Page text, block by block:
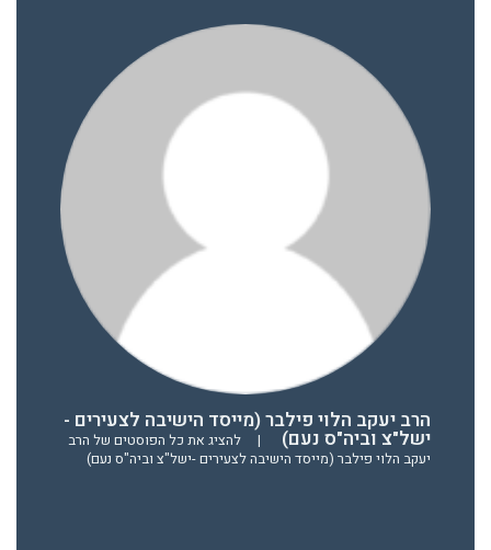
הרב יעקב הלוי פילבר (מייסד הישיבה לצעירים -
ישל"צ וביה"ס נעם) |
להציג את כל הפוסטים של הרב
יעקב הלוי פילבר (מייסד הישיבה לצעירים -ישל"צ וביה"ס נעם)